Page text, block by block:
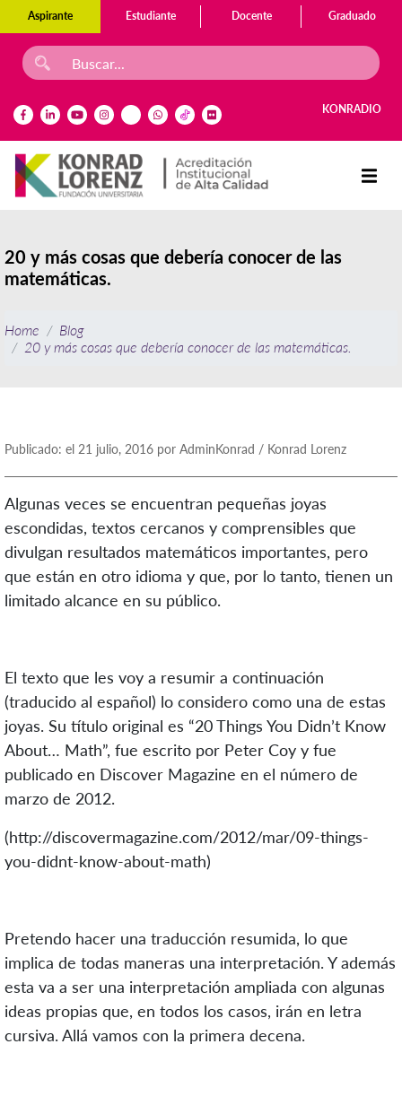
Aspirante Estudiante Docente Graduado
KONRADIO
20 y más cosas que debería conocer de las
matemáticas.
Home
Blog
20 y más cosas que debería conocer de las matemáticas.
Publicado: el 21 julio, 2016 por AdminKonrad / Konrad Lorenz
Algunas veces se encuentran pequeñas joyas
escondidas, textos cercanos y comprensibles que
divulgan resultados matemáticos importantes, pero
que están en otro idioma y que, por lo tanto, tienen un
limitado alcance en su público.
El texto que les voy a resumir a continuación
(traducido al español) lo considero como una de estas
joyas. Su título original es “20 Things You Didn’t Know
About… Math”, fue escrito por Peter Coy y fue
publicado en Discover Magazine en el número de
marzo de 2012.
(http://discovermagazine.com/2012/mar/09-things-
you-didnt-know-about-math)
Pretendo hacer una traducción resumida, lo que
implica de todas maneras una interpretación. Y además
esta va a ser una interpretación ampliada con algunas
ideas propias que, en todos los casos, irán en letra
cursiva. Allá vamos con la primera decena.